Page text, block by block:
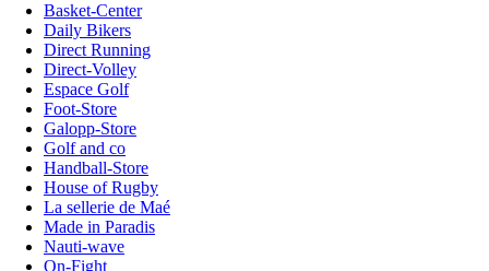
Basket-Center
Daily Bikers
Direct Running
Direct-Volley
Espace Golf
Foot-Store
Galopp-Store
Golf and co
Handball-Store
House of Rugby
La sellerie de Maé
Made in Paradis
Nauti-wave
On-Fight